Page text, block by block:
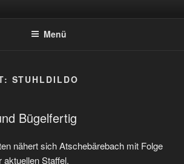
und Sarkasmus
Menü
STUHLDILDO
Bügelfertig
nähert sich Atschebärebach mit Folge
aktuellen Staffel.